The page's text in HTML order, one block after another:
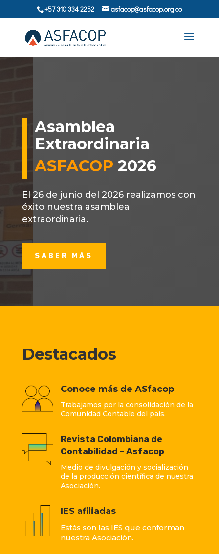
+57 310 334 2252 asfacop@asfacop.org.co
Asamblea
Extraordinaria
ASFACOP 2026
El 26 de junio del 2026 realizamos con
éxito nuestra asamblea
extraordinaria.
SABER MÁS
Destacados
Conoce más de ASfacop
Trabajamos por la consolidación de la
Comunidad Contable del país.
Revista Colombiana de
Contabilidad - Asfacop
Medio de divulgación y socialización
de la producción científica de nuestra
Asociación.
IES afiliadas
Estás son las IES que conforman
nuestra Asociación.